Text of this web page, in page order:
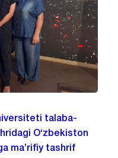
talaba-
O‘zbekiston
ma’rifiy tashrif